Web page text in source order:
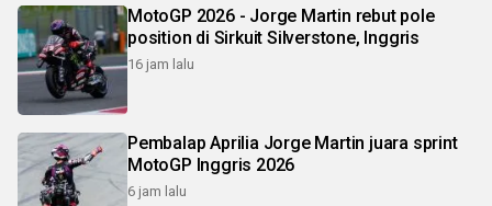
MotoGP 2026 - Jorge Martin rebut pole
position di Sirkuit Silverstone, Inggris
16 jam lalu
Pembalap Aprilia Jorge Martin juara sprint
MotoGP Inggris 2026
6 jam lalu